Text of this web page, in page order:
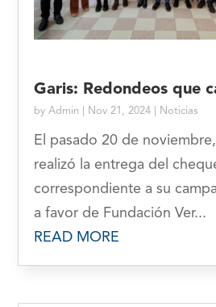
Garis: Redondeos que
byAdmin Nov 21, 2024 Noticias
El pasado 20 de
realizó la entrega del
correspondiente a su
a favor de Fundación Ver...
READ MORE